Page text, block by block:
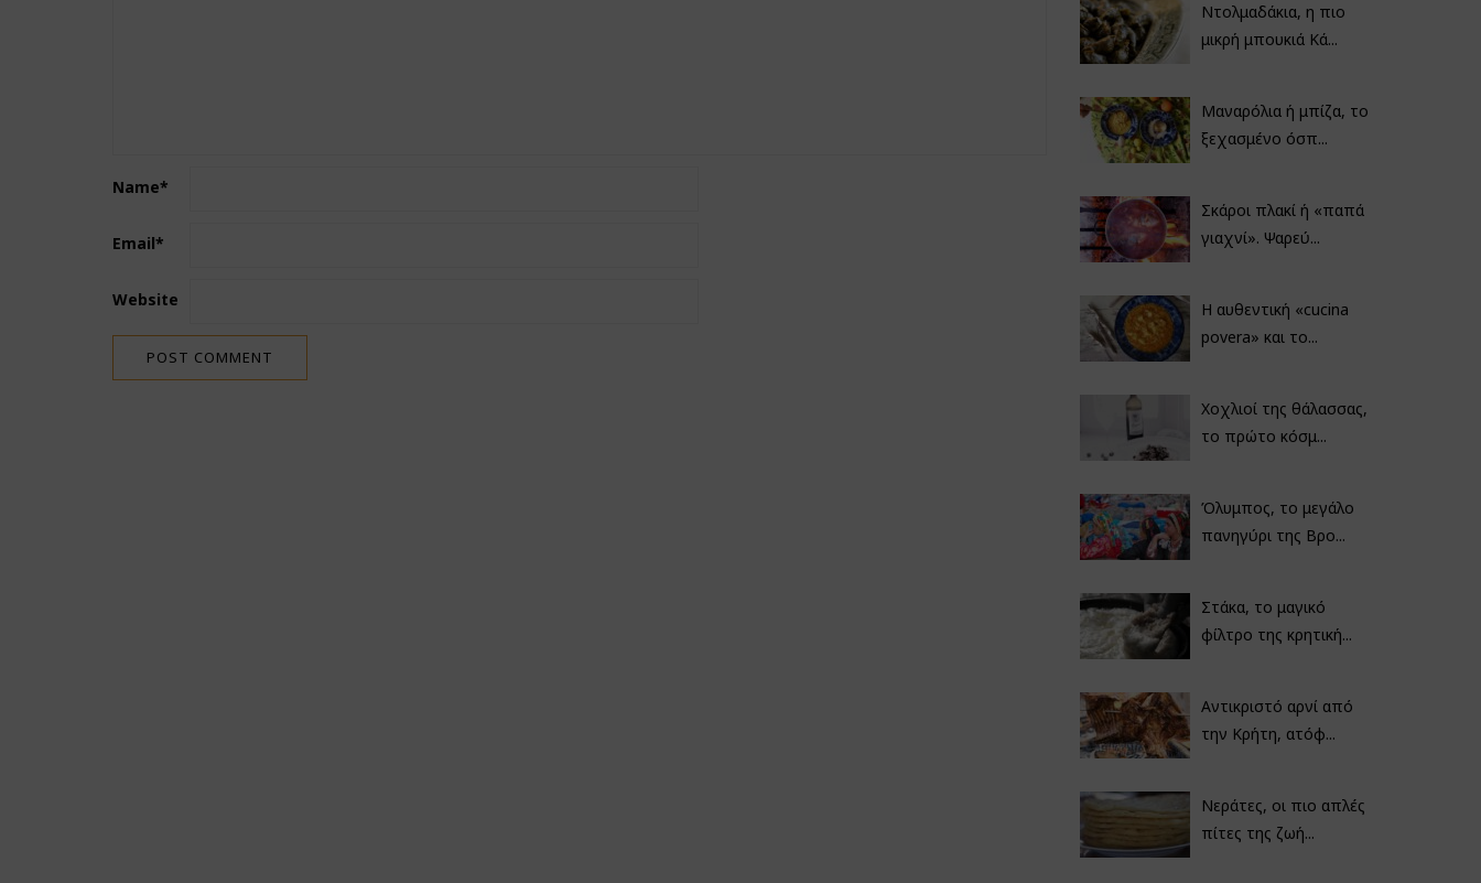
Name*
Email*
Website
Ντολμαδάκια, η πιο
μικρή μπουκιά Κά...
Μαναρόλια ή μπίζα, το
ξεχασμένο όσπ...
Σκάροι πλακί ή «παπά
γιαχνί». Ψαρεύ...
Η αυθεντική «cucina
povera» και το...
Χοχλιοί της θάλασσας,
το πρώτο κόσμ...
Όλυμπος, το μεγάλο
πανηγύρι της Βρο...
Στάκα, το μαγικό
φίλτρο της κρητική...
Αντικριστό αρνί από
την Κρήτη, ατόφ...
Νεράτες, οι πιο απλές
πίτες της ζωή...